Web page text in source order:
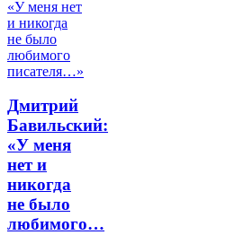
Дмитрий
Бавильский:
«У меня
нет и
никогда
не было
любимого…